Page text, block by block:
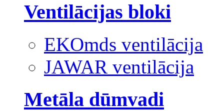
Ventilācijas bloki
EKOmds ventilācija
JAWAR ventilācija
Metāla dūmvadi